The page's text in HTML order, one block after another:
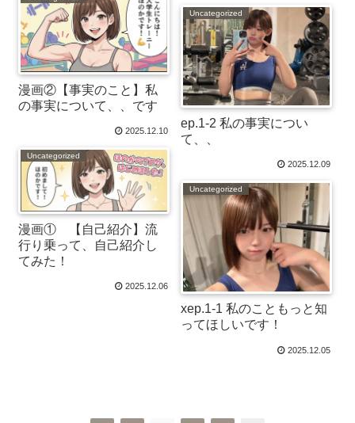
漫画②【事実のこと】私
の事実について、、です
2025.12.10
Uncategorized
ep.1-2 私の事実につい
て、、
2025.12.09
Uncategorized
漫画① 【自己紹介】流
行り乗って、自己紹介し
てみた！
2025.12.06
Uncategorized
xep.1-1 私のこともっと知
ってほしいです！
2025.12.05